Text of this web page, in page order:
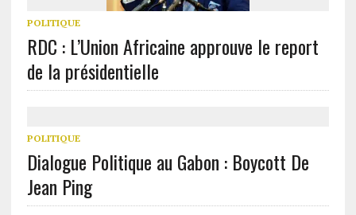
POLITIQUE
RDC : L’Union Africaine approuve le report
de la présidentielle
POLITIQUE
Dialogue Politique au Gabon : Boycott De
Jean Ping